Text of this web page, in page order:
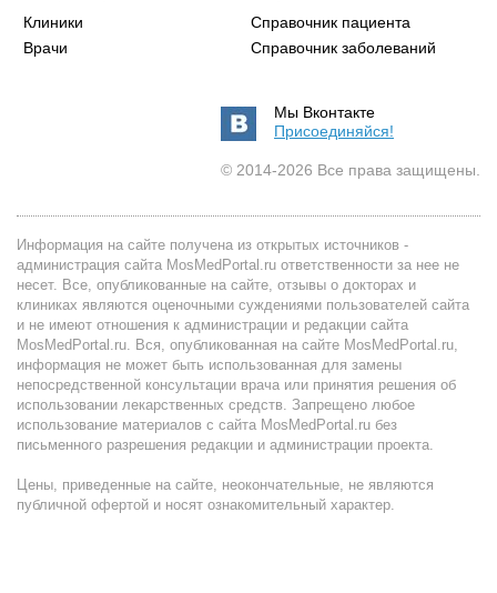
Клиники
Врачи
Справочник пациента
Справочник заболеваний
Мы Вконтакте
Присоединяйся!
© 2014-2026 Все права защищены.
Информация на сайте получена из открытых источников -
администрация сайта MosMedPortal.ru ответственности за нее не
несет. Все, опубликованные на сайте, отзывы о докторах и
клиниках являются оценочными суждениями пользователей сайта
и не имеют отношения к администрации и редакции сайта
MosMedPortal.ru. Вся, опубликованная на сайте MosMedPortal.ru,
информация не может быть использованная для замены
непосредственной консультации врача или принятия решения об
использовании лекарственных средств. Запрещено любое
использование материалов с сайта MosMedPortal.ru без
письменного разрешения редакции и администрации проекта.
Цены, приведенные на сайте, неокончательные, не являются
публичной офертой и носят ознакомительный характер.